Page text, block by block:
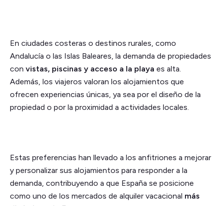
En ciudades costeras o destinos rurales, como
Andalucía o las Islas Baleares, la demanda de propiedades
con vistas, piscinas y acceso a la playa es alta.
Además, los viajeros valoran los alojamientos que
ofrecen experiencias únicas, ya sea por el diseño de la
propiedad o por la proximidad a actividades locales.
Estas preferencias han llevado a los anfitriones a mejorar
y personalizar sus alojamientos para responder a la
demanda, contribuyendo a que España se posicione
como uno de los mercados de alquiler vacacional más